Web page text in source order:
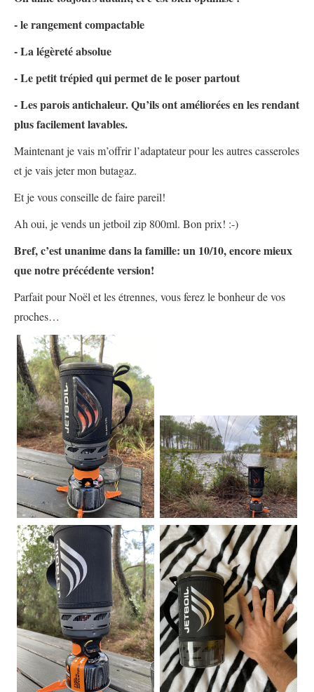
- le rangement compactable
- La légèreté absolue
- Le petit trépied qui permet de le poser partout
- Les parois antichaleur. Qu’ils ont améliorées en les rendant
plus facilement lavables.
Maintenant je vais m’offrir l’adaptateur pour les autres casseroles
et je vais jeter mon butagaz.
Et je vous conseille de faire pareil!
Ah oui, je vends un jetboil zip 800ml. Bon prix! :-)
Bref, c’est unanime dans la famille: un 10/10, encore mieux
que notre précédente version!
Parfait pour Noël et les étrennes, vous ferez le bonheur de vos
proches…